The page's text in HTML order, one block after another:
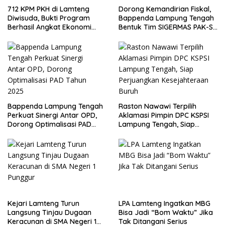
712 KPM PKH di Lamteng
Diwisuda, Bukti Program
Berhasil Angkat Ekonomi
Dorong Kemandirian Fiskal,
Bappenda Lampung Tengah
Bentuk Tim SIGERMAS PAK-SI
Bappenda Lampung Tengah
Perkuat Sinergi Antar OPD,
Dorong Optimalisasi PAD
Raston Nawawi Terpilih
Aklamasi Pimpin DPC KSPSI
Lampung Tengah, Siap
Buruh
Kejari Lamteng Turun
Langsung Tinjau Dugaan
Keracunan di SMA Negeri 1
LPA Lamteng Ingatkan MBG
Bisa Jadi “Bom Waktu” Jika
Tak Ditangani Serius